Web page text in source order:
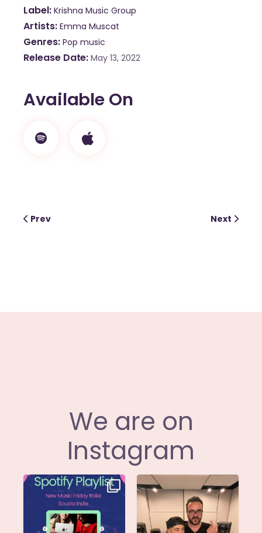
Label Krishna Music Group
Artists Emma Muscat
Genres Pop music
Release Date May 13, 2022
Available On
Prev Next
We are on
Instagram
Stella di
@musicadievandro è
disponibile su tutte
Siamo entusiasti di
annunciare che
@moseofficial